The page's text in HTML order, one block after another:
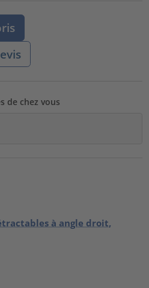
de chez vous
à angle droit,